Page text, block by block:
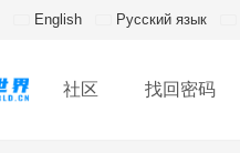
English Русский язык
社区 找回密码